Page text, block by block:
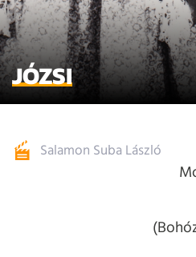
JÓZSI
Salamon Suba László